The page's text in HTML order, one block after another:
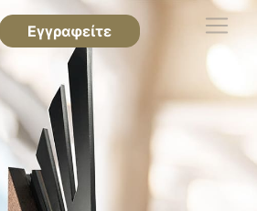
Εγγραφείτε